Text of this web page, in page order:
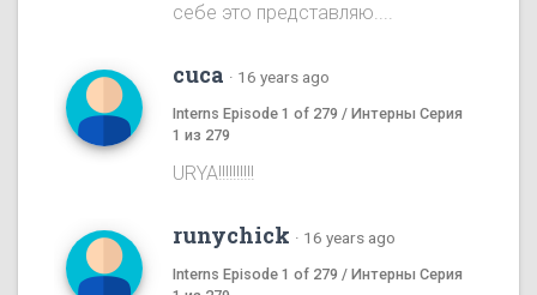
себе это представляю....
cuca · 16 years ago
Interns Episode 1 of 279 / Интерны Серия
1 из 279
URYA!!!!!!!!!!
runychick · 16 years ago
Interns Episode 1 of 279 / Интерны Серия